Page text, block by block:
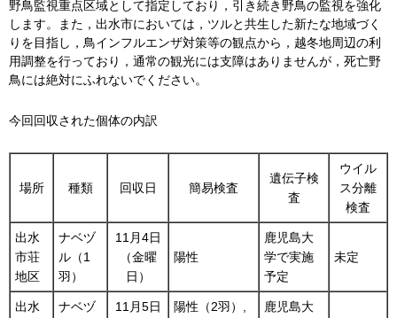
野鳥監視重点区域として指定しており，引き続き野鳥の監視を強化
します。また，出水市においては，ツルと共生した新たな地域づく
りを目指し，鳥インフルエンザ対策等の観点から，越冬地周辺の利
用調整を行っており，通常の観光には支障はありませんが，死亡野
鳥には絶対にふれないでください。
今回回収された個体の内訳
場所 種類 回収日 簡易検査
遺伝子検
査
ウイル
ス分離
検査
出水
市荘
地区
ナベヅ
ル（1
羽）
11月4日
（金曜
日）
陽性
鹿児島大
学で実施
予定
未定
出水
ナベヅ
11月5日
陽性（2羽）,
鹿児島大